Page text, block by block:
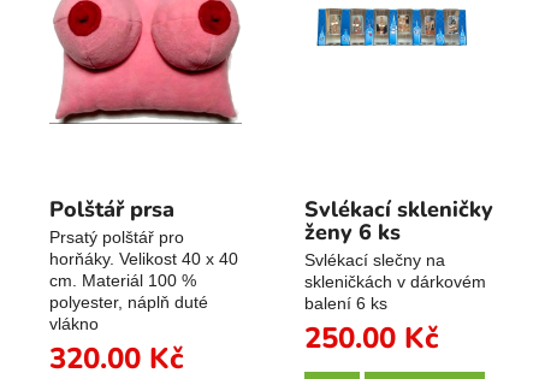
Polštář prsa
Prsatý polštář pro
horňáky. Velikost 40 x 40
cm. Materiál 100 %
polyester, náplň duté
vlákno
320.00 Kč
Svlékací skleničky
ženy 6 ks
Svlékací slečny na
skleničkách v dárkovém
balení 6 ks
250.00 Kč